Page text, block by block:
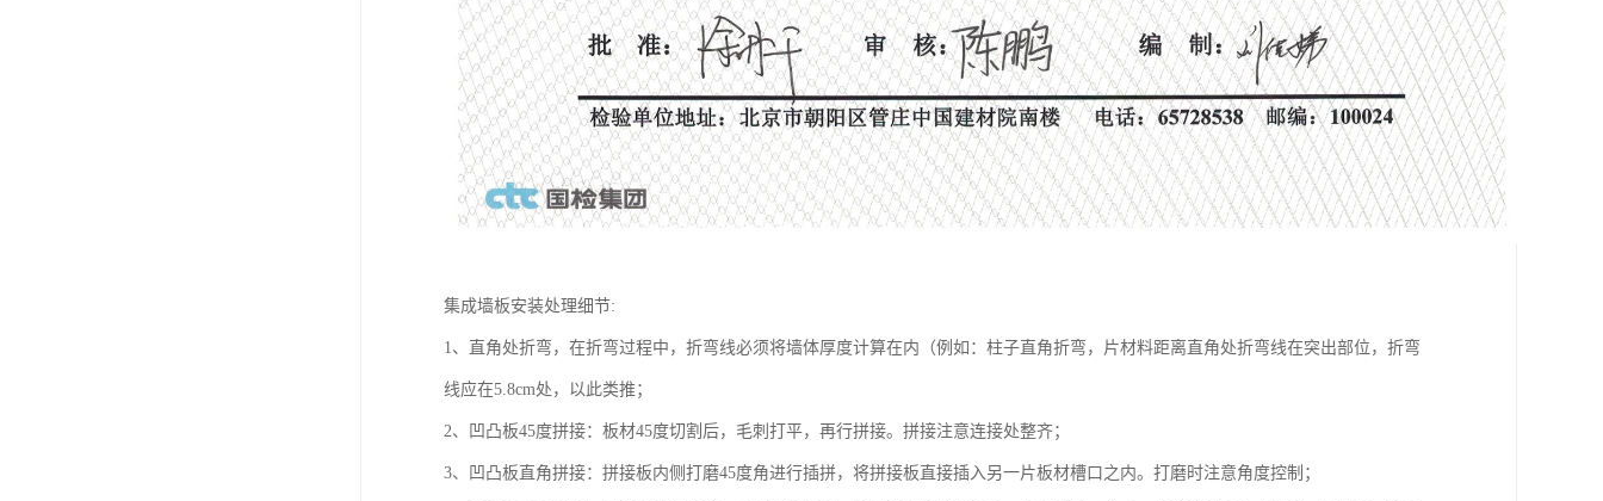
集成墙板安装处理细节:
1、直角处折弯，在折弯过程中，折弯线必须将墙体厚度计算在内（例如：柱子直角折弯，片材料距离直角处折弯线在突出部位，折弯
线应在5.8cm处，以此类推；
2、凹凸板45度拼接：板材45度切割后，毛刺打平，再行拼接。拼接注意连接处整齐；
3、凹凸板直角拼接：拼接板内侧打磨45度角进行插拼，将拼接板直接插入另一片板材槽口之内。打磨时注意角度控制；